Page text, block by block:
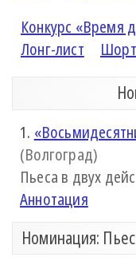
Конкурс «Время
Лонг-лист
1.
(Волгоград)
Пьеса в двух
Аннотация
Номинация: